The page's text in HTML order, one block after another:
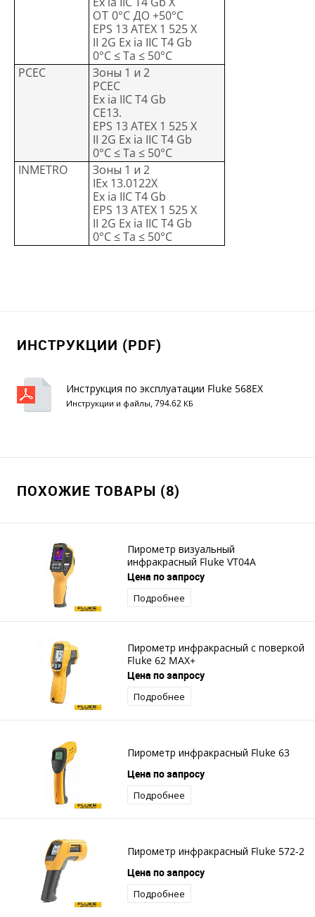
ОТ 0°C ДО +50°C
EPS 13 ATEX 1 525 X
II 2G Ex ia IIC T4 Gb
0°C ≤ Ta ≤ 50°C
PCEC
Зоны 1 и 2
PCEC
Ex ia IIC T4 Gb
CE13.
EPS 13 ATEX 1 525 X
II 2G Ex ia IIC T4 Gb
0°C ≤ Ta ≤ 50°C
INMETRO
Зоны 1 и 2
IEx 13.0122X
Ex ia IIC T4 Gb
EPS 13 ATEX 1 525 X
II 2G Ex ia IIC T4 Gb
0°C ≤ Ta ≤ 50°C
ИНСТРУКЦИИ (PDF)
Инструкция по эксплуатации Fluke 568EX
Инструкции и файлы, 794.62 КБ
ПОХОЖИЕ ТОВАРЫ (8)
Пирометр визуальный
инфракрасный Fluke VT04A
Цена по запросу
Подробнее
Пирометр инфракрасный с поверкой
Fluke 62 MAX+
Цена по запросу
Подробнее
Пирометр инфракрасный Fluke 63
Цена по запросу
Подробнее
Пирометр инфракрасный Fluke 572-2
Цена по запросу
Подробнее